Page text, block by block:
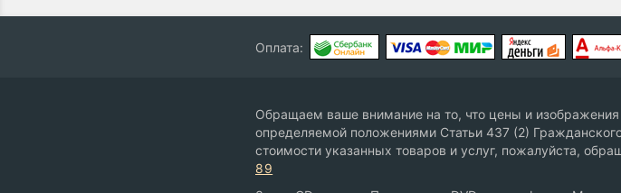
Оплата:
Обращаем ваше внимание на то, что цены и
определяемой положениями Статьи 437 (2)
стоимости указанных товаров и услуг, пожалуйста,
89